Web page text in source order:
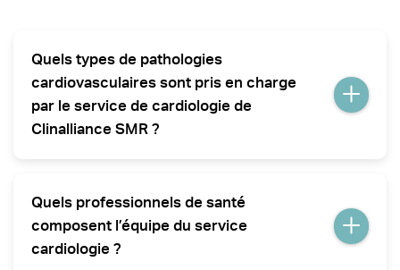
Quels types de pathologies
cardiovasculaires sont pris en charge
par le service de cardiologie de
Clinalliance SMR ?
compris les coronaropathies, post-chirurgie et infarctus
du myocarde.
Quels professionnels de santé
composent l’équipe du service
cardiologie ?